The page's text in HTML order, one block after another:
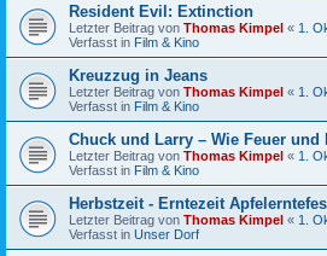
Resident Evil: Extinction
Letzter Beitrag von Thomas Kimpel « 1.
Verfasst in Film & Kino
Kreuzzug in Jeans
Letzter Beitrag von Thomas Kimpel « 1.
Verfasst in Film & Kino
Chuck und Larry – Wie Feuer und
Letzter Beitrag von Thomas Kimpel « 1.
Verfasst in Film & Kino
Herbstzeit - Erntezeit
Letzter Beitrag von Thomas Kimpel « 1.
Verfasst in Unser Dorf